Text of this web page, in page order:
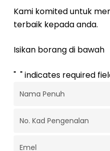
Kami komited untuk
terbaik kepada anda.
Isikan borang di bawah
"* " indicates required
Nama
No.